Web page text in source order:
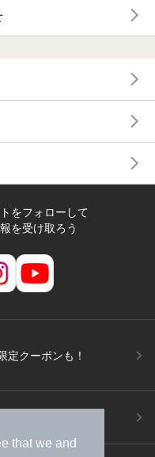
that we and
をフォローして
を受け取ろう
定クーポンも！